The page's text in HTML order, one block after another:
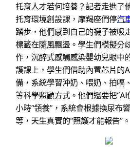
托育人才若何培養？記者走進了
托育環境創設課，摩羯座們停汽
踏步，他們感到自己的襪子被吸
標籤在隨風飄盪。學生們模擬分
作，沉醉式感觸感染嬰幼兒眼中
護課上，學生們借助內置芯片的
備，系統學習沖奶、喂奶、拍嗝
等科學照顧方式。他們還要把
小時“領養”，系統會根據換尿布
等，天生真實的“照護才能報告”。